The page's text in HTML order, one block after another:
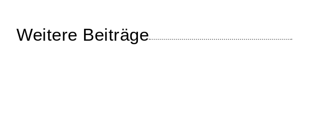
Weitere Beiträge